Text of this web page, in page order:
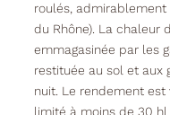
roulés, admirablement
du Rhône). La chaleur
emmagasinée par les
restituée au sol et aux
nuit. Le rendement
limité à moins de 30